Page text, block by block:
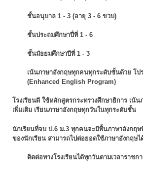
ชั้นอนุบาล 1 - 3 (อายุ 3 - 6 ขวบ)
ชั้นประถมศึกษาปี่ที่ 1 - 6
ชั้นมัธยมศึกษาปีที่ 1 - 3
เน้นภาษาอังกฤษทุกคนทุกระดับชั้นด้วย โป
(Enhanced English Program)
โรงเรียนดี ใช้หลักสูตรกระทรวงศึกษาธิการ เน้
เพิ่มเติม เรียนภาษาอังกฤษทุกวันในทุกระดับชั้น
นักเรียนที่จบ ป.6 ม.3 ทุกคนจะมีพื้นภาษาอังกฤษ
ของนักเรียน สามารถไปต่อยอดใช้ภาษาอังกฤษ
ติดต่อทางโรงเรียนได้ทุกวันตามเวลาราชก